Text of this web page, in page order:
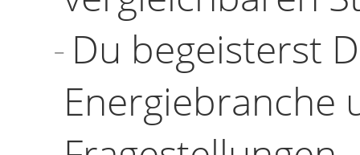
Du begeisterst
Energiebranche